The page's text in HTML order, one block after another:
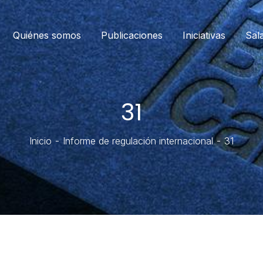
Quiénes somos Publicaciones Iniciativas
31
Inicio Informe de regulación internacional 31